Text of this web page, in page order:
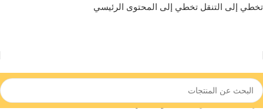
تخطي إلى التنقل تخطي إلى المحتوى الرئيسي
الرئيسية/الصحه والجمال/أدوات منزلية